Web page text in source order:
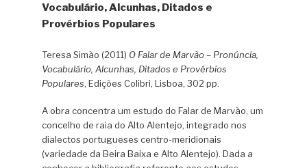
Vocabulário, Alcunhas, Ditados e
Provérbios Populares
Teresa Simão (2011) O Falar de Marvão – Pronúncia,
Vocabulário, Alcunhas, Ditados e Provérbios
Populares, Edições Colibri, Lisboa, 302 pp.
A obra concentra um estudo do Falar de Marvão, um
concelho de raia do Alto Alentejo, integrado nos
dialectos portugueses centro-meridionais
(variedade da Beira Baixa e Alto Alentejo). Dada a